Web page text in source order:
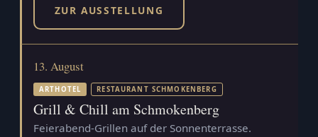
ZUR AUSSTELLUNG
13. August
ARTHOTEL RESTAURANT SCHMOKENBERG
Grill & Chill am Schmokenberg
Feierabend-Grillen auf der Sonnenterrasse.